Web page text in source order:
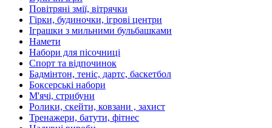
Повітряні змії, вітрячки
Гірки, будиночки, ігрові центри
Іграшки з мильними бульбашками
Намети
Набори для пісочниці
Спорт та відпочинок
Бадмінтон, теніс, дартс, баскетбол
Боксерські набори
М'ячі, стрибуни
Ролики, скейти, ковзани , захист
Тренажери, батути, фітнес